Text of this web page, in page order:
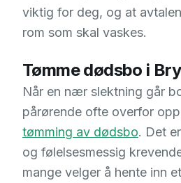
viktig for deg, og at
rom som skal vaskes.
Tømme dødsbo i
Når en nær slektning går
pårørende ofte overfor
tømming av dødsbo. Det
og følelsesmessig
mange velger å hente inn